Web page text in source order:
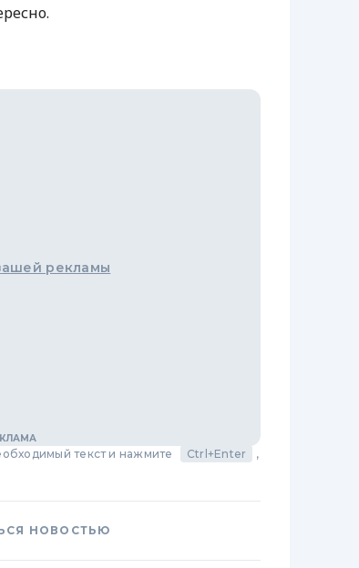
рекламы
текст и нажмите Ctrl+Enter
,
НОВОСТЬЮ